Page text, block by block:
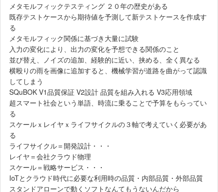
メタモルフィックテスティング ２０年の歴史がある
既存テストケースから期待値を予測して新テストケースを作成す
る
メタモルフィック関係に基づき大量に試験
入力の変化により、出力の変化を予想できる関係のこと
並び替え、ノイズの追加、経験的に近い、挟める、全く異なる
横殴りの雨を画像に追加すると、機械学習が道路を曲がって認識
してしまう
SQuBOK V1品質保証 V2設計 品質を組み入れる V3応用領域
超スマート社会という単語、時流に乗ることで予算をもらってい
る
スケールｘレイヤｘライフサイクルの３軸で考えていく必要があ
る
ライフサイクル＝開発設計・・・
レイヤ＝会社クラウド物理
スケール＝戦略サービス・・・
IoTとクラウド時代に必要な利用時の品質・内部品質・外部品質
スタンドアローンで動くソフトなんてもうないんだから